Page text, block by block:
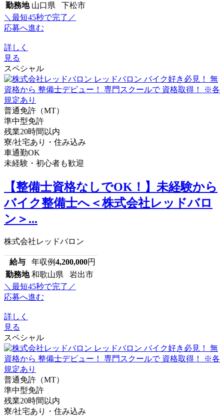
勤務地 山口県 下松市
＼最短45秒で完了／
応募へ進む
詳しく
見る
スペシャル
普通免許（MT）
準中型免許
残業20時間以内
寮/社宅あり・住み込み
車通勤OK
未経験・初心者も歓迎
【整備士資格なしでOK！】未経験から
バイク整備士へ＜株式会社レッドバロ
ン＞...
株式会社レッドバロン
給与 年収例4,200,000円
勤務地 和歌山県 岩出市
＼最短45秒で完了／
応募へ進む
詳しく
見る
スペシャル
普通免許（MT）
準中型免許
残業20時間以内
寮/社宅あり・住み込み